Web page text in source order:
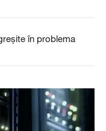
în problema